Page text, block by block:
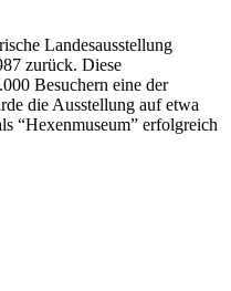
Landesausstellung
zurück. Diese
Besuchern eine der
die Ausstellung auf etwa
“Hexenmuseum” erfolgreich